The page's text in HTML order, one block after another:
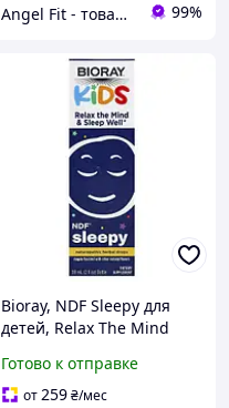
Angel Fit - товари для здоров'я, спорту та активного життя 99%
Bioray, NDF Sleepy для
детей, Relax The Mind
крепкий сон), со вкусом
кленового сиропа
Готово к отправке
от259₴/мес